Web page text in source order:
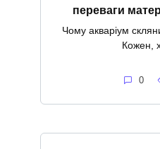
переваги
Чому акваріум
Кожен,
0